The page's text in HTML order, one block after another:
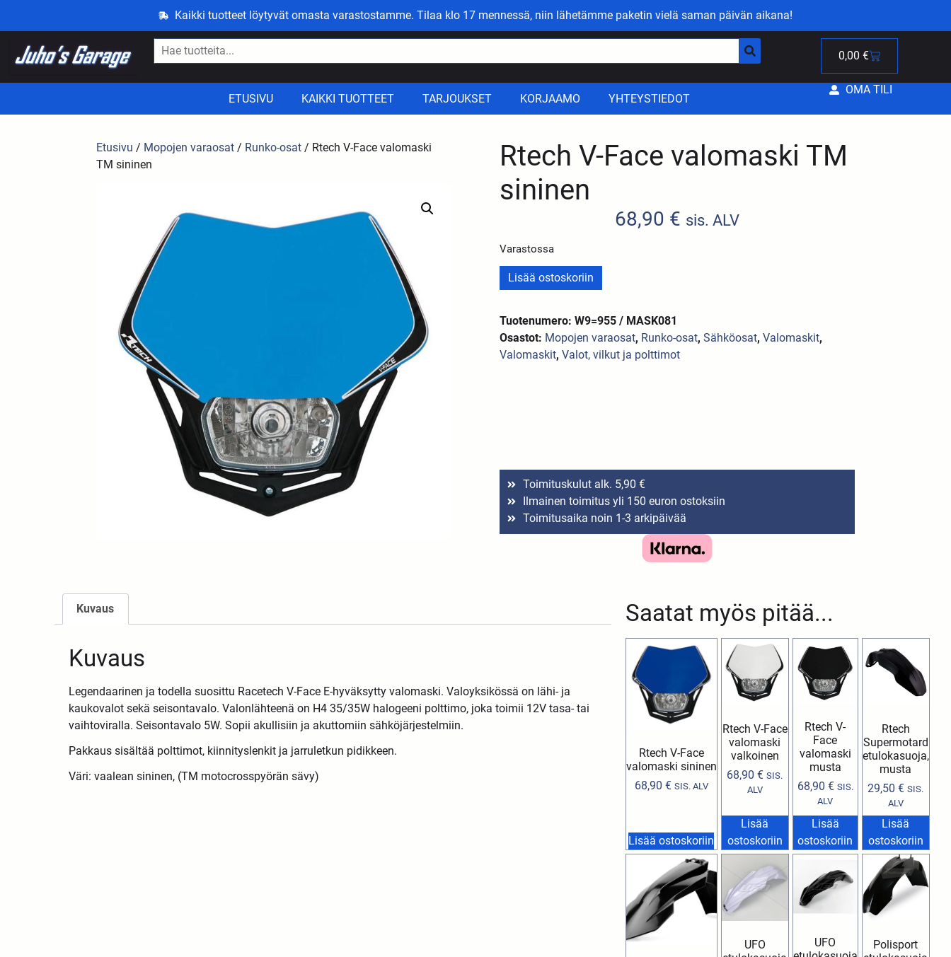
Kaikki tuotteet löytyvät omasta varastostamme. Tilaa klo 17 mennessä, niin lähetämme paketin vielä saman päivän aikana!
0,00 €
ETUSIVU KAIKKI TUOTTEET TARJOUKSET KORJAAMO YHTEYSTIEDOT
OMA TILI
Etusivu / Mopojen varaosat / Runko-osat / Rtech V-Face valomaski
TM sininen
Rtech V-Face valomaski TM
sininen
68,90 € sis. ALV
Varastossa
Lisää ostoskoriin
Tuotenumero: W9=955 / MASK081
Osastot: Mopojen varaosat, Runko-osat,Sähköosat,Valomaskit,
Valomaskit,Valot, vilkut ja polttimot
Toimituskulut alk. 5,90 €
Ilmainen toimitus yli 150 euron ostoksiin
Toimitusaika noin 1-3 arkipäivää
Saatat myös pitää...
Rtech V-Face
valomaski sininen
68,90 € SIS. ALV
Lisää ostoskoriin
Rtech V-Face
valomaski
valkoinen
68,90€ SIS.
ALV
Lisää
ostoskoriin
Rtech V-
Face
valomaski
musta
68,90 € SIS.
ALV
Lisää
ostoskoriin
Rtech
Supermotard
etulokasuoja,
musta
29,50€ SIS.
ALV
Lisää
ostoskoriin
UFO
UFO
Polisport
Kuvaus
Kuvaus
Legendaarinen ja todella suosittu Racetech V-Face E-hyväksytty valomaski. Valoyksikössä on lähi- ja
kaukovalot sekä seisontavalo. Valonlähteenä on H4 35/35W halogeeni polttimo, joka toimii 12V tasa- tai
vaihtoviralla. Seisontavalo 5W. Sopii akullisiin ja akuttomiin sähköjärjestelmiin.
Pakkaus sisältää polttimot, kiinnityslenkit ja jarruletkun pidikkeen.
Väri: vaalean sininen, (TM motocrosspyörän sävy)